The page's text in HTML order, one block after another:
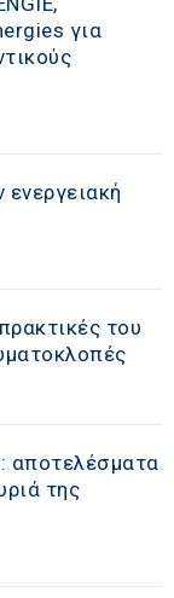
για
ενεργειακή
του
αποτελέσματα
της